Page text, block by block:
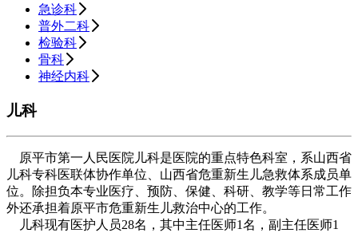
急诊科
普外二科
检验科
骨科
神经内科
儿科
原平市第一人民医院儿科是医院的重点特色科室，系山西省
儿科专科医联体协作单位、山西省危重新生儿急救体系成员单
位。除担负本专业医疗、预防、保健、科研、教学等日常工作
外还承担着原平市危重新生儿救治中心的工作。
儿科现有医护人员28名，其中主任医师1名，副主任医师1